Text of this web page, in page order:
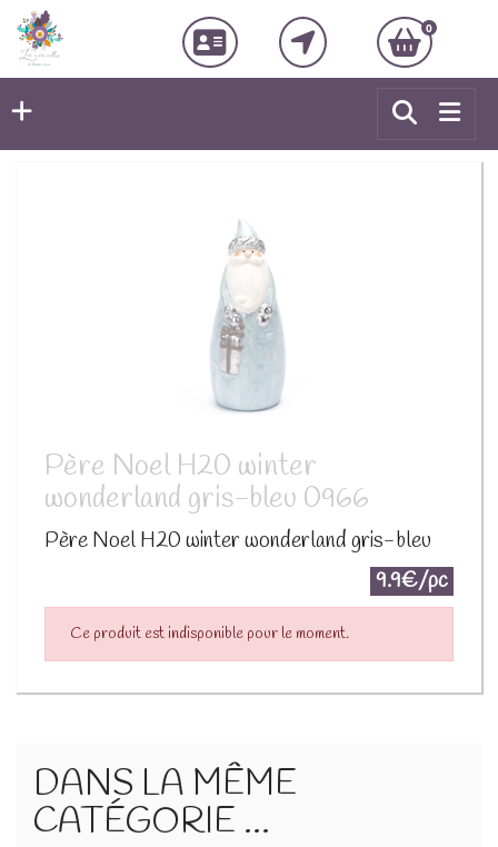
0
Père Noel H20 winter
wonderland gris-bleu 0966
Père Noel H20 winter wonderland gris-bleu
9.9€/pc
Ce produit est indisponible pour le moment.
DANS LA MÊME
CATÉGORIE ...